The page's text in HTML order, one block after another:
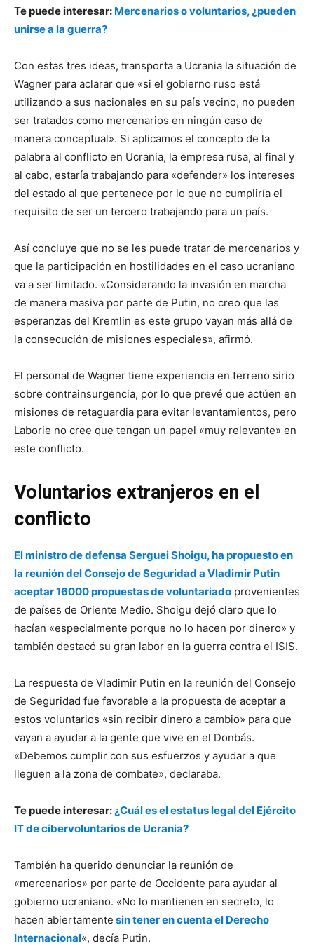
Te puede interesar: Mercenarios o voluntarios, ¿pueden
unirse a la guerra?
Con estas tres ideas, transporta a Ucrania la situación de
Wagner para aclarar que «si el gobierno ruso está
utilizando a sus nacionales en su país vecino, no pueden
ser tratados como mercenarios en ningún caso de
manera conceptual». Si aplicamos el concepto de la
palabra al conflicto en Ucrania, la empresa rusa, al final y
al cabo, estaría trabajando para «defender» los intereses
del estado al que pertenece por lo que no cumpliría el
requisito de ser un tercero trabajando para un país.
Así concluye que no se les puede tratar de mercenarios y
que la participación en hostilidades en el caso ucraniano
va a ser limitado. «Considerando la invasión en marcha
de manera masiva por parte de Putin, no creo que las
esperanzas del Kremlin es este grupo vayan más allá de
la consecución de misiones especiales», afirmó.
El personal de Wagner tiene experiencia en terreno sirio
sobre contrainsurgencia, por lo que prevé que actúen en
misiones de retaguardia para evitar levantamientos, pero
Laborie no cree que tengan un papel «muy relevante» en
este conflicto.
Voluntarios extranjeros en el
conflicto
El ministro de defensa Serguei Shoigu, ha propuesto en
la reunión del Consejo de Seguridad a Vladimir Putin
aceptar 16000 propuestas de voluntariado provenientes
de países de Oriente Medio. Shoigu dejó claro que lo
hacían «especialmente porque no lo hacen por dinero» y
también destacó su gran labor en la guerra contra el ISIS.
La respuesta de Vladimir Putin en la reunión del Consejo
de Seguridad fue favorable a la propuesta de aceptar a
estos voluntarios «sin recibir dinero a cambio» para que
vayan a ayudar a la gente que vive en el Donbás.
«Debemos cumplir con sus esfuerzos y ayudar a que
lleguen a la zona de combate», declaraba.
Te puede interesar:¿Cuál es el estatus legal del Ejército
IT de cibervoluntarios de Ucrania?
También ha querido denunciar la reunión de
«mercenarios» por parte de Occidente para ayudar al
gobierno ucraniano. «No lo mantienen en secreto, lo
hacen abiertamente sin tener en cuenta el Derecho
Internacional«, decía Putin.